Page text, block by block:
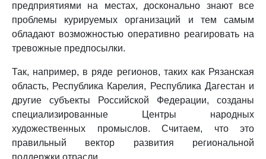
предприятиями на местах, досконально знают все
проблемы курируемых организаций и тем самым
обладают возможностью оперативно реагировать на
тревожные предпосылки.
Так, например, в ряде регионов, таких как Рязанская
область, Республика Карелия, Республика Дагестан и
другие субъекты Российской Федерации, созданы
специализированные Центры народных
художественных промыслов. Считаем, что это
правильный вектор развития региональной
поддержки отрасли.